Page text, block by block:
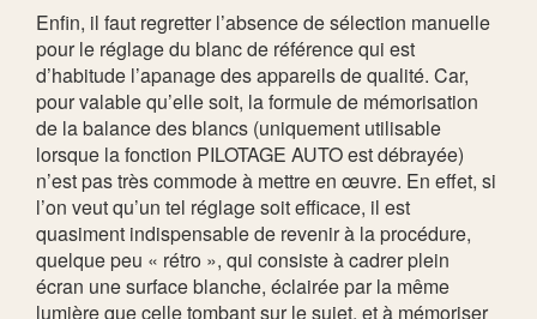
Enfin, il faut regretter l’absence de sélection manuelle
pour le réglage du blanc de référence qui est
d’habitude l’apanage des appareils de qualité. Car,
pour valable qu’elle soit, la formule de mémorisation
de la balance des blancs (uniquement utilisable
lorsque la fonction PILOTAGE AUTO est débrayée)
n’est pas très commode à mettre en œuvre. En effet, si
l’on veut qu’un tel réglage soit efficace, il est
quasiment indispensable de revenir à la procédure,
quelque peu « rétro », qui consiste à cadrer plein
écran une surface blanche, éclairée par la même
lumière que celle tombant sur le sujet, et à mémoriser